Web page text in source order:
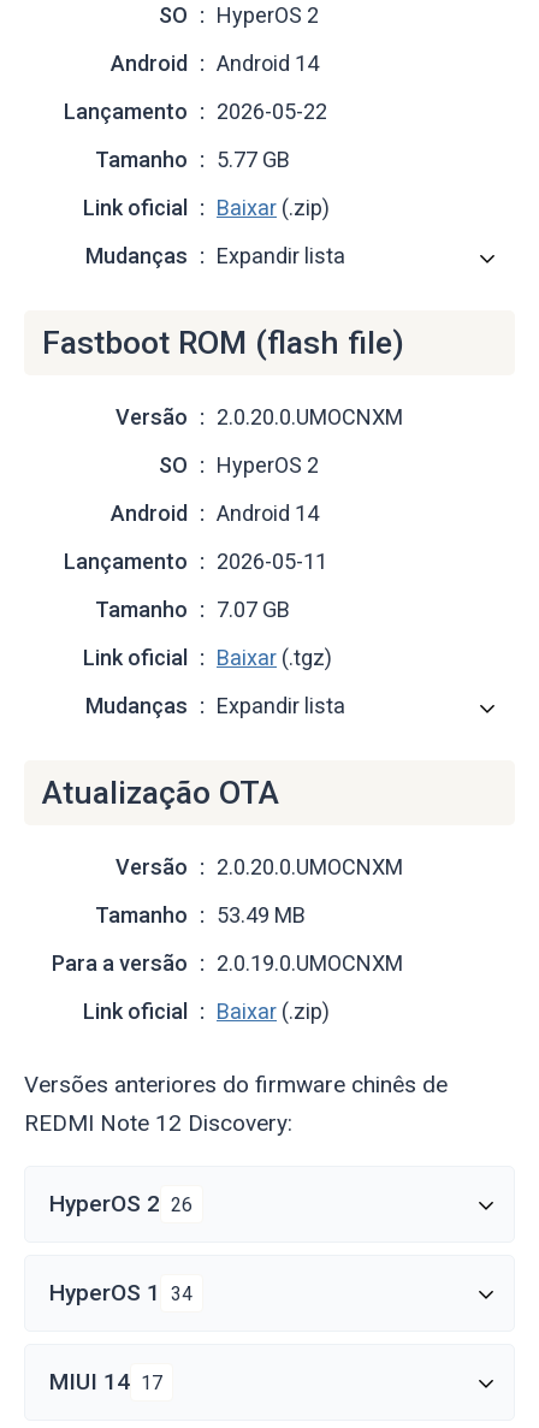
SO
HyperOS 2
Android
Android 14
Lançamento
2026-05-22
Tamanho
5.77 GB
Link oficial
Baixar (.zip)
Mudanças
Expandir lista
Fastboot ROM (flash file)
Versão
2.0.20.0.UMOCNXM
SO
HyperOS 2
Android
Android 14
Lançamento
2026-05-11
Tamanho
7.07 GB
Link oficial
Baixar (.tgz)
Mudanças
Expandir lista
Atualização OTA
Versão
2.0.20.0.UMOCNXM
Tamanho
53.49 MB
Para a versão
2.0.19.0.UMOCNXM
Link oficial
Baixar (.zip)
Versões anteriores do firmware chinês de
REDMI Note 12 Discovery:
HyperOS 2 26
HyperOS 1 34
MIUI 14 17